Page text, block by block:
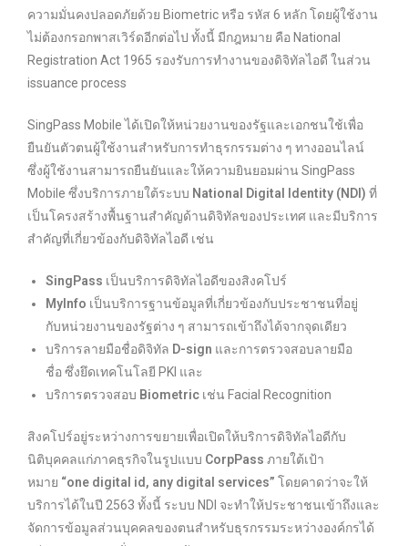
ความมั่นคงปลอดภัยด้วย Biometric หรือ รหัส 6 หลัก โดยผู้ใช้งาน
ไม่ต้องกรอกพาสเวิร์ดอีกต่อไป ทั้งนี้ มีกฎหมาย คือ National
Registration Act 1965 รองรับการทำงานของดิจิทัลไอดี ในส่วน
issuance process
SingPass Mobile ได้เปิดให้หน่วยงานของรัฐและเอกชนใช้เพื่อ
ยืนยันตัวตนผู้ใช้งานสำหรับการทำธุรกรรมต่าง ๆ ทางออนไลน์
ซึ่งผู้ใช้งานสามารถยืนยันและให้ความยินยอมผ่าน SingPass
Mobile ซึ่งบริการภายใต้ระบบ National Digital Identity (NDI) ที่
เป็นโครงสร้างพื้นฐานสำคัญด้านดิจิทัลของประเทศ และมีบริการ
สำคัญที่เกี่ยวข้องกับดิจิทัลไอดี เช่น
SingPass เป็นบริการดิจิทัลไอดีของสิงคโปร์
MyInfo เป็นบริการฐานข้อมูลที่เกี่ยวข้องกับประชาชนที่อยู่
กับหน่วยงานของรัฐต่าง ๆ สามารถเข้าถึงได้จากจุดเดียว
บริการลายมือชื่อดิจิทัล D-sign และการตรวจสอบลายมือ
ชื่อ ซึ่งยึดเทคโนโลยี PKI และ
บริการตรวจสอบ Biometric เช่น Facial Recognition
สิงคโปร์อยู่ระหว่างการขยายเพื่อเปิดให้บริการดิจิทัลไอดีกับ
นิติบุคคลแก่ภาคธุรกิจในรูปแบบ CorpPass ภายใต้เป้า
หมาย “one digital id, any digital services” โดยคาดว่าจะให้
บริการได้ในปี 2563 ทั้งนี้ ระบบ NDI จะทำให้ประชาชนเข้าถึงและ
จัดการข้อมูลส่วนบุคคลของตนสำหรับธุรกรรมระหว่างองค์กรได้